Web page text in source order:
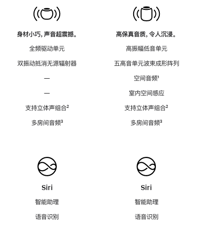
身材小巧，声音超震撼。
全频驱动单元
双振动抵消无源辐射器
—
—
支持立体声组合脚
²
多房间音频脚
³
Siri
智能助理
语音识别
高保真音质，令人沉浸。
高振幅低音单元
五高音单元波束成形阵列
空间音频脚
¹
室内空间感应
支持立体声组合脚
²
多房间音频脚
³
Siri
智能助理
语音识别